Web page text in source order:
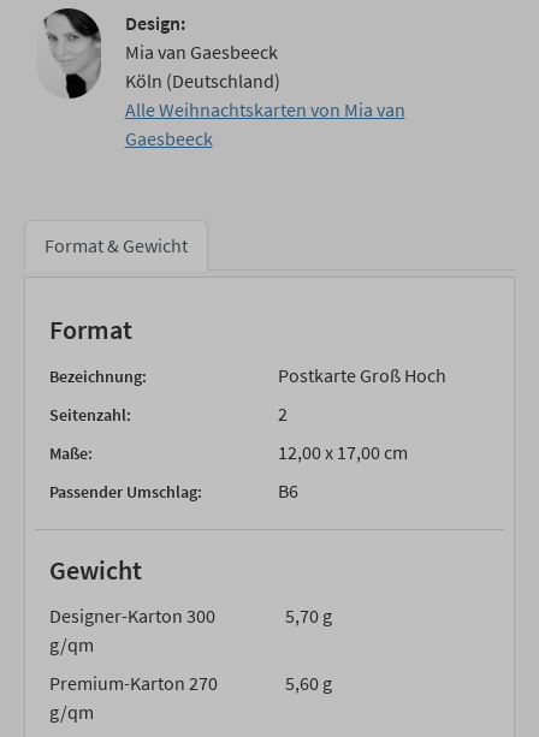
Design:
Mia van Gaesbeeck
Köln (Deutschland)
Alle Weihnachtskarten von Mia van
Gaesbeeck
Format & Gewicht
Format
Bezeichnung: Postkarte Groß Hoch
Seitenzahl: 2
Maße: 12,00 x 17,00 cm
Passender Umschlag: B6
Gewicht
Designer-Karton 300
g/qm
5,70 g
Premium-Karton 270
g/qm
5,60 g